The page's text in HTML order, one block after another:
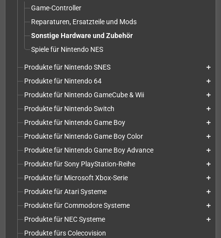
Game-Controller
Reparaturen, Ersatzteile und Mods
Sonstige Hardware und Zubehör
Spiele für Nintendo NES
Produkte für Nintendo SNES add
Produkte für Nintendo 64 add
Produkte für Nintendo GameCube & Wii add
Produkte für Nintendo Switch add
Produkte für Nintendo Game Boy add
Produkte für Nintendo Game Boy Color add
Produkte für Nintendo Game Boy Advance add
Produkte für Sony PlayStation-Reihe add
Produkte für Microsoft Xbox-Serie add
Produkte für Atari Systeme add
Produkte für Commodore Systeme add
Produkte für NEC Systeme add
Produkte fürs Colecovision